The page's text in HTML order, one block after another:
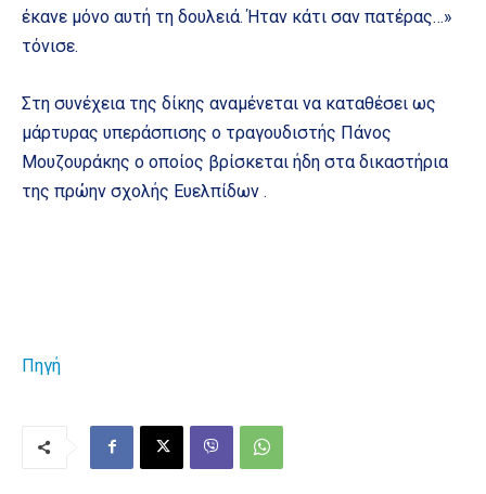
έκανε μόνο αυτή τη δουλειά. Ήταν κάτι σαν πατέρας…»
τόνισε.
Στη συνέχεια της δίκης αναμένεται να καταθέσει ως
μάρτυρας υπεράσπισης ο τραγουδιστής Πάνος
Μουζουράκης ο οποίος βρίσκεται ήδη στα δικαστήρια
της πρώην σχολής Ευελπίδων .
Πηγή